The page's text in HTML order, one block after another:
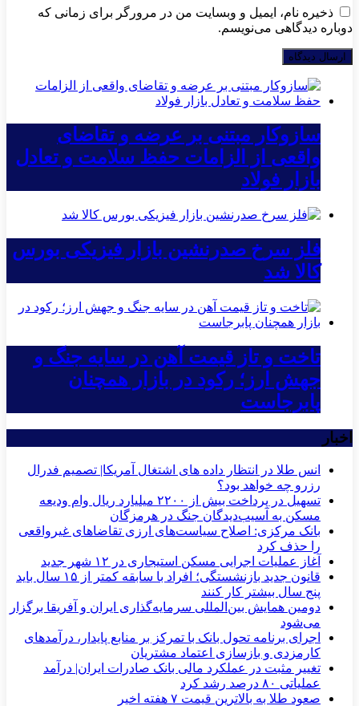
ذخیره نام، ایمیل و وبسایت من در مرورگر برای زمانی که
دوباره دیدگاهی می‌نویسم.
سازوکار مبتنی بر عرضه و تقاضای
واقعی از الزامات حفظ سلامت و تعادل
بازار فولاد
فلز سرخ صدرنشین بازار فیزیکی بورس
کالا شد
تاخت و تاز قیمت آهن در سایه جنگ و
جهش ارز؛ رکود در بازار همچنان
پابرجاست
اخبار
انس طلا در انتظار داده های اشتغال آمریکا| تصمیم فدرال
رزرو چه خواهد بود؟
تسهیل در پرداخت بیش از ۲۲۰۰ میلیارد ریال وام ودیعه
مسکن به آسیب‌دیدگان جنگ در هرمزگان
بانک مرکزی: اصلاح سیاست‌های ارزی تقاضاهای غیرواقعی
را حذف کرد
آغاز عملیات اجرایی مسکن استیجاری در ۱۲ شهر جدید
قانون جدید بازنشستگی؛ افراد با سابقه کمتر از ۱۵ سال باید
پنج سال بیشتر کار کنند
دومین همایش بین‌المللی سرمایه‌گذاری ایران و آفریقا برگزار
می‌شود
اجرای برنامه تحول بانک با تمرکز بر منابع پایدار، درآمدهای
کارمزدی و بازسازی اعتماد مشتریان
تغییر مثبت در عملکرد مالی بانک صادرات ایران| درآمد
عملیاتی ۸۰ درصد رشد کرد
صعود طلا به بالاترین قیمت ۷ هفته اخیر